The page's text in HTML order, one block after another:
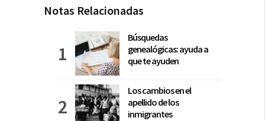
Notas Relacionadas
Búsquedas
genealógicas: ayuda a
que te ayuden
Los cambios en el
apellido de los
inmigrantes